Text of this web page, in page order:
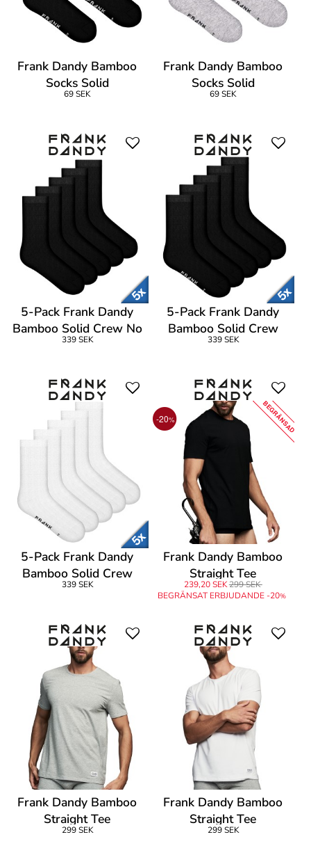
Frank Dandy Bamboo
Socks Solid
69 SEK
Frank Dandy Bamboo
Socks Solid
69 SEK
5-Pack Frank Dandy
Bamboo Solid Crew No
Logo Socks
339 SEK
5-Pack Frank Dandy
Bamboo Solid Crew
Socks
339 SEK
5-Pack Frank Dandy
Bamboo Solid Crew
Socks
339 SEK
-20% BEGRÄNSAD
Frank Dandy Bamboo
Straight Tee
239,20 SEK299 SEK
BEGRÄNSAT ERBJUDANDE -20%
Frank Dandy Bamboo
Straight Tee
299 SEK
Frank Dandy Bamboo
Straight Tee
299 SEK